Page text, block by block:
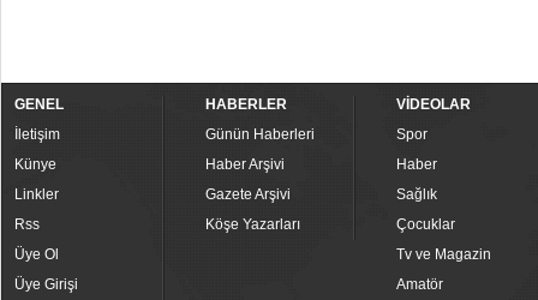
GENEL
İletişim
Künye
Linkler
Rss
Üye Ol
Üye Girişi
HABERLER
Günün Haberleri
Haber Arşivi
Gazete Arşivi
Köşe Yazarları
VİDEOLAR
Spor
Haber
Sağlık
Çocuklar
Tv ve Magazin
Amatör